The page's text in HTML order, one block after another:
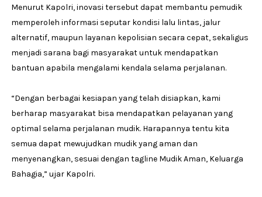
Menurut Kapolri, inovasi tersebut dapat membantu pemudik
memperoleh informasi seputar kondisi lalu lintas, jalur
alternatif, maupun layanan kepolisian secara cepat, sekaligus
menjadi sarana bagi masyarakat untuk mendapatkan
bantuan apabila mengalami kendala selama perjalanan.
“Dengan berbagai kesiapan yang telah disiapkan, kami
berharap masyarakat bisa mendapatkan pelayanan yang
optimal selama perjalanan mudik. Harapannya tentu kita
semua dapat mewujudkan mudik yang aman dan
menyenangkan, sesuai dengan tagline Mudik Aman, Keluarga
Bahagia,” ujar Kapolri.